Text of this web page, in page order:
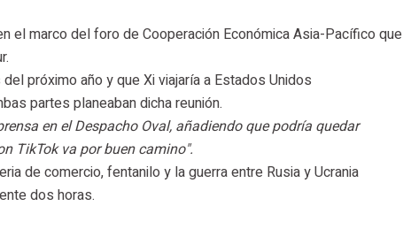
el marco del foro de Cooperación Económica Asia-Pacífico que
próximo año y que Xi viajaría a Estados Unidos
partes planeaban dicha reunión.
en el Despacho Oval, añadiendo que podría quedar
TikTok va por buen camino".
de comercio, fentanilo y la guerra entre Rusia y Ucrania
dos horas.